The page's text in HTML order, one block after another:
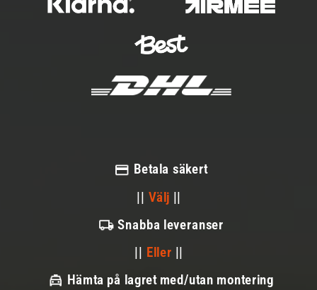
Betala säkert
|| Välj ||
Snabba leveranser
|| Eller ||
Hämta på lagret med/utan montering